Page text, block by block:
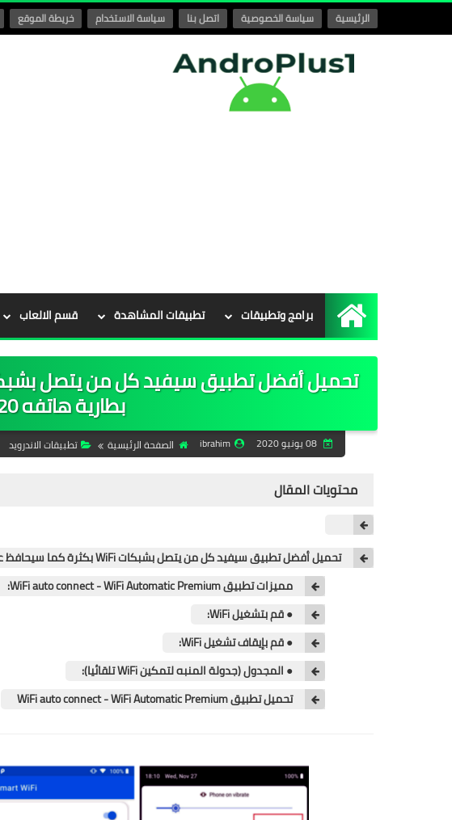
الرئيسية سياسة الخصوصية اتصل بنا سياسة الاستخدام خريطة الموقع
الرئيسية
برامج وتطبيقات تطبيقات المشاهدة قسم الالعاب
بطارية هاتفه 2020
08 يونيو 2020 ibrahim الصفحة الرئيسية تطبيقات الاندرويد
محتويات المقال
تحميل أفضل تطبيق سيفيد كل من يتصل بشبكات WiFi بكثرة كما سيحافظ على بطارية هاتفه 2020
مميزات تطبيق WiFi auto connect - WiFi Automatic Premium:
● قم بتشغيل WiFi:
● قم بإيقاف تشغيل WiFi:
● المجدول (جدولة المنبه لتمكين WiFi تلقائيا):
تحميل تطبيق WiFi auto connect - WiFi Automatic Premium